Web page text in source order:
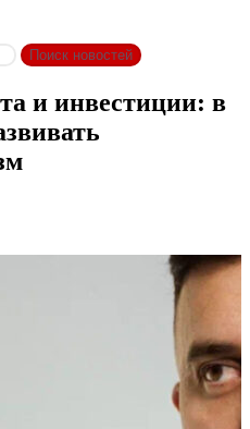
Поиск новостей
и инвестиции: в